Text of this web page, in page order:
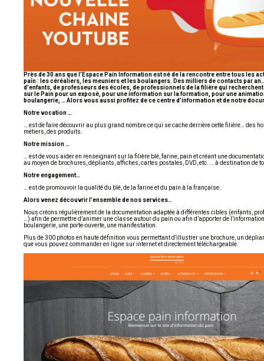
Près de 30 ans que l’Espace Pain Information est né de la rencontre entre tous les
pain : les céréaliers, les meuniers et les boulangers. Des milliers de contacts par
d’enfants, de professeurs des écoles, de professionnels de la filière qui
sur le Pain pour un exposé, pour une information sur la formation, pour une
boulangerie, … Alors vous aussi profitez de ce centre d’information et de notre
Notre vocation …
… est de faire découvrir au plus grand nombre ce qui se cache derrière cette filière… des
métiers, des produits.
Notre mission …
… est de vous aider en renseignant sur la filière blé, farine, pain et créant une
au moyen de brochures, dépliants, affiches, cartes postales, DVD, etc. … à destination de
Notre engagement…
… est de promouvoir la qualité du blé, de la farine et du pain à la française.
Alors venez découvrir l’ensemble de nos services…
Nous créons régulièrement de la documentation adaptée à différentes cibles (enfants,
…) afin de permettre d’animer une classe autour du pain ou afin d’apporter de
boulangerie, une porte-ouverte, une manifestation.
Plus de 300 photos en haute définition vous permettant d’illustrer une brochure, un
que vous pouvez commander en ligne sur internet et directement téléchargeable.